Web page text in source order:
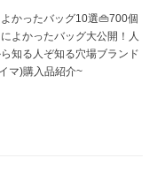
かったバッグ10選👜700個
よかったバッグ大公開！人
知る人ぞ知る穴場ブランド
マ)購入品紹介~